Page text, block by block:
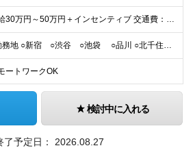
月給30万円～50万円＋インセンティブ 交通費：全額支給 ※試用期間3ヶ月間は契約社員で月給25万円 ※研修先は、面談時にご相談させていただきます ☆昇給・昇格有 ☆インセンティブ有
■勤務地 ○新宿 ○渋谷 ○池袋 ○品川 ○北千住 ※あなたの経験やスキルに応じて研修先は、 面談時にてご相談させていただきます。 (変更の範囲)上記を除く当社関連勤務地 ■本社 東
ートワークOK
検討中に入れる
了予定日： 2026.08.27